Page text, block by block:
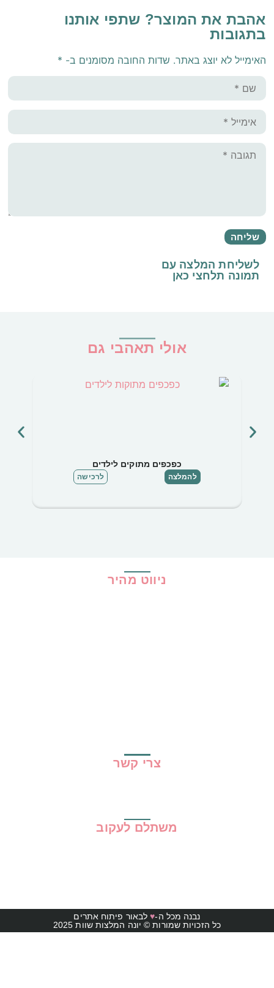
אהבת את המוצר? שתפי אותנו
בתגובות
האימייל לא יוצג באתר. שדות החובה מסומנים ב- *
לשליחת המלצה עם
תמונה תלחצי כאן
אולי תאהבי גם
כפכפים מתוקים לילדים
להמלצה לרכישה
ניווט מהיר
צרי קשר
משתלם לעקוב
נבנה מכל ה-♥לבאור פיתוח אתרים
כל הזכויות שמורות © יונה המלצות שוות 2025